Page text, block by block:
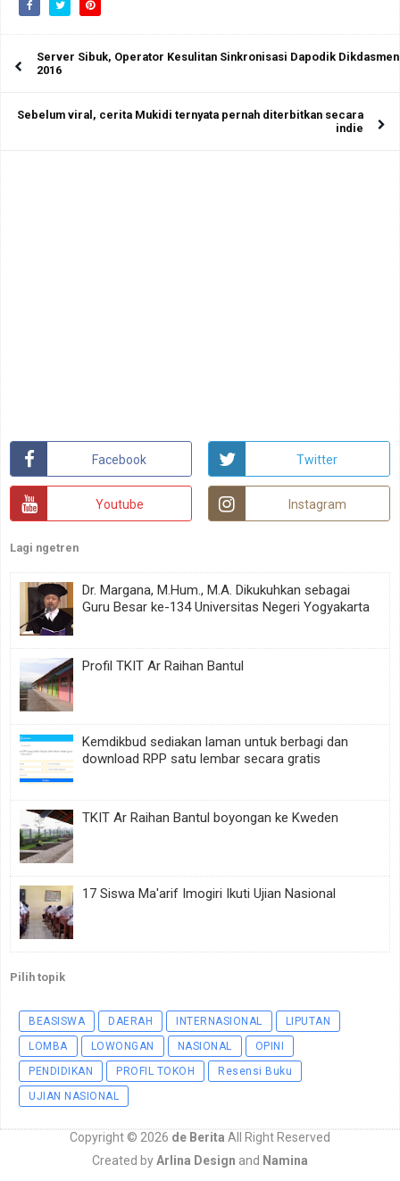
Server Sibuk, Operator Kesulitan Sinkronisasi Dapodik Dikdasmen
2016
Sebelum viral, cerita Mukidi ternyata pernah diterbitkan secara
indie
Facebook Twitter
Youtube Instagram
Lagi ngetren
Dr. Margana, M.Hum., M.A. Dikukuhkan sebagai
Guru Besar ke-134 Universitas Negeri Yogyakarta
Profil TKIT Ar Raihan Bantul
Kemdikbud sediakan laman untuk berbagi dan
download RPP satu lembar secara gratis
TKIT Ar Raihan Bantul boyongan ke Kweden
17 Siswa Ma'arif Imogiri Ikuti Ujian Nasional
Pilih topik
BEASISWA DAERAH INTERNASIONAL
LIPUTAN
LOMBA
LOWONGAN NASIONAL
OPINI
PENDIDIKAN
PROFIL TOKOH
Resensi Buku
UJIAN NASIONAL
Copyright © 2026 de Berita All Right Reserved
Created byArlina Design and Namina